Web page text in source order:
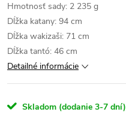
Hmotnosť sady: 2 235 g
Dĺžka katany: 94 cm
Dĺžka wakizaši: 71 cm
Dĺžka tantó: 46 cm
Detailné informácie
Skladom (dodanie 3-7 dní)